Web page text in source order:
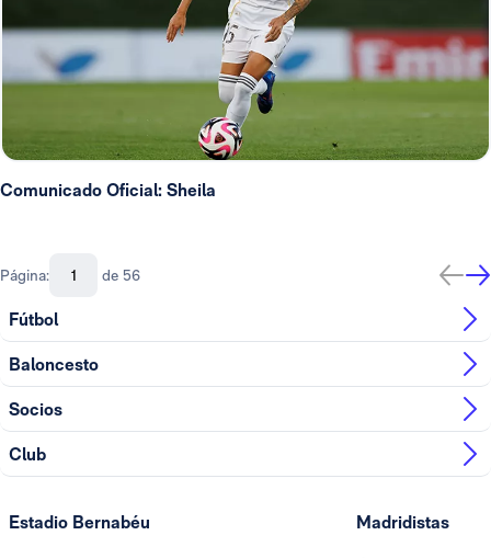
Comunicado Oficial: Sheila
Página: de 56
Fútbol
Baloncesto
Socios
Club
Estadio Bernabéu Madridistas